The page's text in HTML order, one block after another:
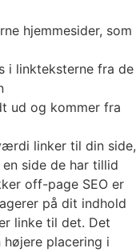
hjemmesider, som
i linkteksterne fra de
ud og kommer fra
linker til din side,
side de har tillid
off-page SEO er
på dit indhold
linke til det. Det
placering i